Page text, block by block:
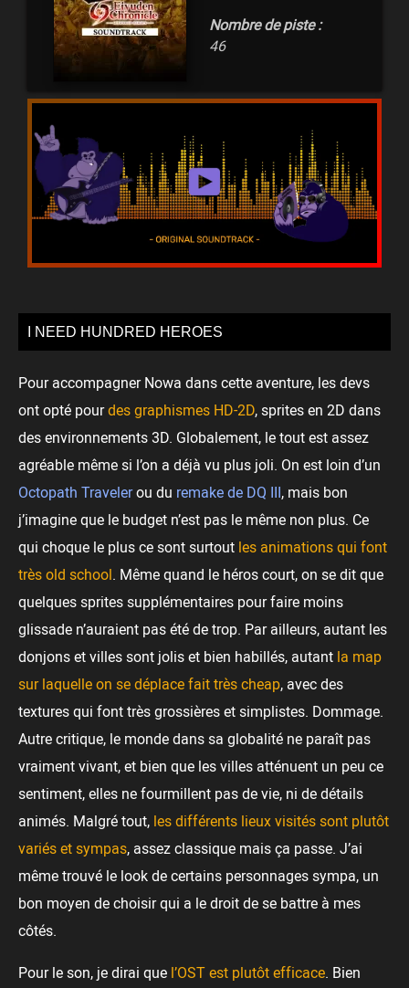
Nombre de piste :
46
I NEED HUNDRED HEROES
Pour accompagner Nowa dans cette aventure, les devs
ont opté pourdes graphismes HD-2D, sprites en 2D dans
des environnements 3D. Globalement, le tout est assez
agréable même si l’on a déjà vu plus joli. On est loin d’un
Octopath Travelerou du remake de DQ III, mais bon
j’imagine que le budget n’est pas le même non plus. Ce
qui choque le plus ce sont surtout les animations qui font
très old school. Même quand le héros court, on se dit que
quelques sprites supplémentaires pour faire moins
glissade n’auraient pas été de trop. Par ailleurs, autant les
donjons et villes sont jolis et bien habillés, autant la map
sur laquelle on se déplace fait très cheap, avec des
textures qui font très grossières et simplistes. Dommage.
Autre critique, le monde dans sa globalité ne paraît pas
vraiment vivant, et bien que les villes atténuent un peu ce
sentiment, elles ne fourmillent pas de vie, ni de détails
animés. Malgré tout, les différents lieux visités sont plutôt
variés et sympas, assez classique mais ça passe. J’ai
même trouvé le look de certains personnages sympa, un
bon moyen de choisir qui a le droit de se battre à mes
côtés.
Pour le son, je dirai que l’OST est plutôt efficace. Bien